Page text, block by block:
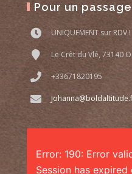
Pour un
UNIQUEMENT sur RDV !
Le Crêt du Vlé, 73140
+33671820195
Error: 190: Error
Session has